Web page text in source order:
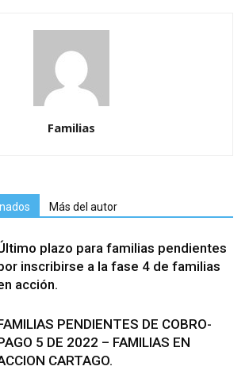
Familias
Más del autor
plazo para familias pendientes
inscribirse a la fase 4 de familias
acción.
PENDIENTES DE COBRO-
5 DE 2022 – FAMILIAS EN
CARTAGO.